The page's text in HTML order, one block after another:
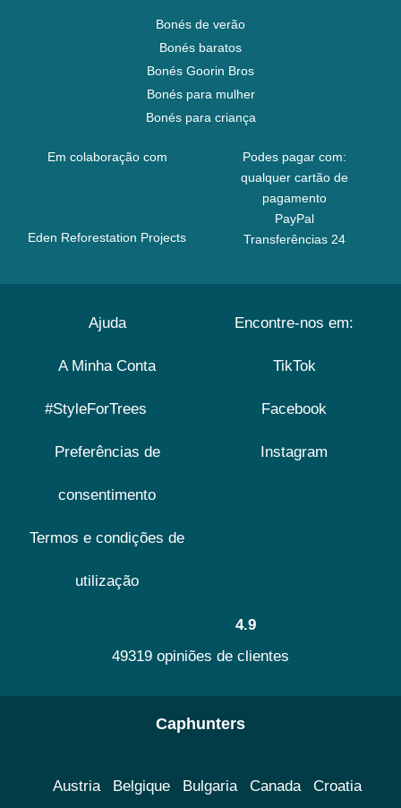
Bonés de verão
Bonés baratos
Bonés Goorin Bros
Bonés para mulher
Bonés para criança
Em colaboração com
Eden Reforestation Projects
Podes pagar com:
qualquer cartão de
pagamento
PayPal
Transferências 24
Ajuda
A Minha Conta
#StyleForTrees
Preferências de
consentimento
Termos e condições de
utilização
Encontre-nos em:
TikTok
Facebook
Instagram
4.9
49319 opiniões de clientes
Caphunters
Austria Belgique Bulgaria Canada Croatia